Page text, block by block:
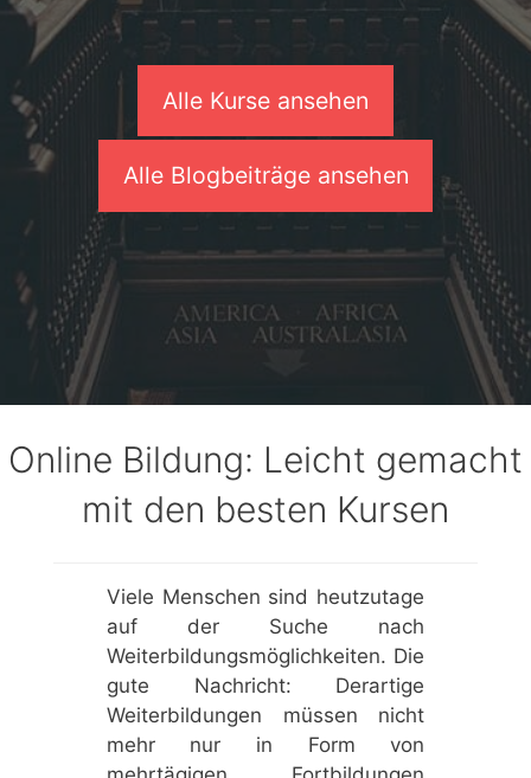
Alle Kurse ansehen
Alle Blogbeiträge ansehen
Online Bildung: Leicht gemacht
mit den besten Kursen
Viele Menschen sind heutzutage
auf der Suche nach
Weiterbildungsmöglichkeiten. Die
gute Nachricht: Derartige
Weiterbildungen müssen nicht
mehr nur in Form von